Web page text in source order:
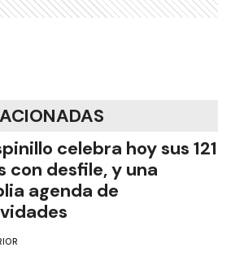
celebra hoy sus 121
con desfile, y una
agenda de